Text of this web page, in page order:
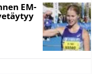
EM-